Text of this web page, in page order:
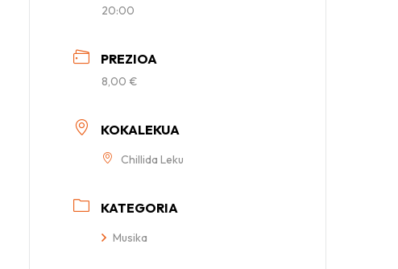
20:00
PREZIOA
8,00 €
KOKALEKUA
Chillida Leku
KATEGORIA
Musika